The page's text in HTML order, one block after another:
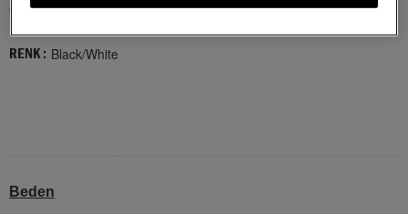
6.999,00 TL
RENK : Black/White
Beden